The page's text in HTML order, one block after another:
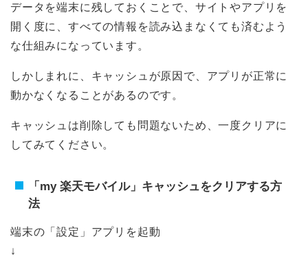
データを端末に残しておくことで、サイトやアプリを
開く度に、すべての情報を読み込まなくても済むよう
な仕組みになっています。
しかしまれに、キャッシュが原因で、アプリが正常に
動かなくなることがあるのです。
キャッシュは削除しても問題ないため、一度クリアに
してみてください。
「my 楽天モバイル」キャッシュをクリアする方
法
端末の「設定」アプリを起動
↓